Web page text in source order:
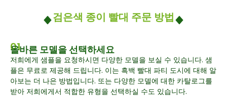
검은색 종이 빨대 주문 방법
01
올바른 모델을 선택하세요
저희에게 샘플을 요청하시면 다양한 모델을 보실 수 있습니다. 샘
플은 무료로 제공해 드립니다. 이는 흑백 빨대 파티 도시에 대해 알
아보는 더 나은 방법입니다. 또는 다양한 모델에 대한 카탈로그를
받아 저희에게서 적합한 유형을 선택하실 수도 있습니다.